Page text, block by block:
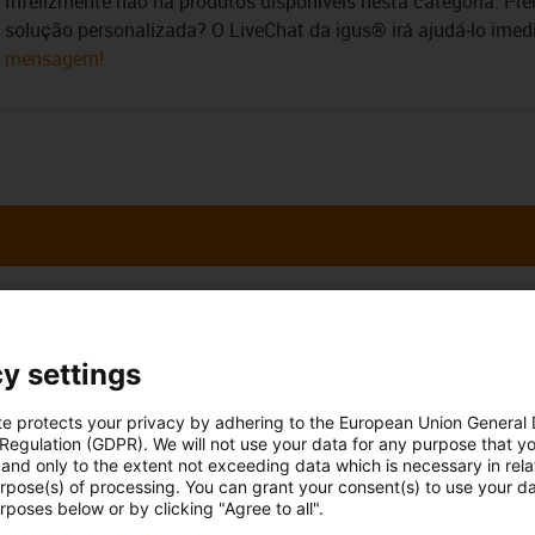
solução personalizada? O LiveChat da igus® irá ajudá-lo
mensagem!
as
Carvalho
phone
199 105*
email
Segunda - Sexta-feira: 9h -
Online
Serviço de chat
settings
protects your privacy by adhering to the European Union General
(GDPR). We will not use your data for any purpose that
only to the extent not exceeding data which is necessary in
of processing. You can grant your consent(s) to use your
below or by clicking "Agree to all".